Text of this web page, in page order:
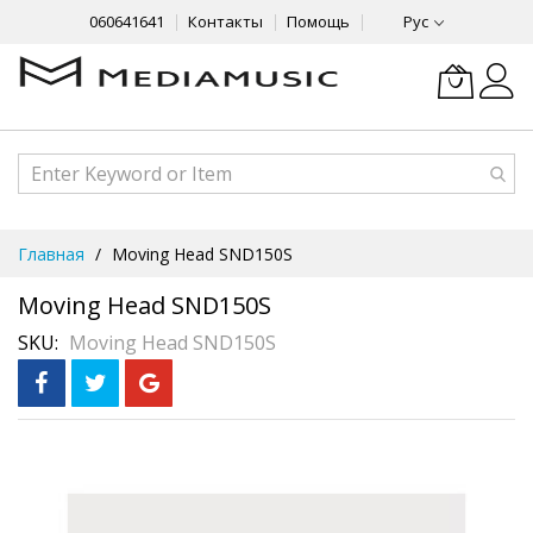
060641641 Контакты Помощь Рус
Content
Главная Moving Head SND150S
Moving Head SND150S
SKU Moving Head SND150S